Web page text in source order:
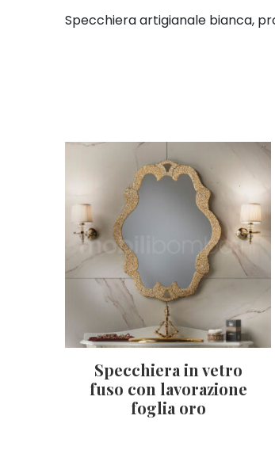
Specchiera artigianale bianca,
Specchiera in vetro
fuso con lavorazione
foglia oro